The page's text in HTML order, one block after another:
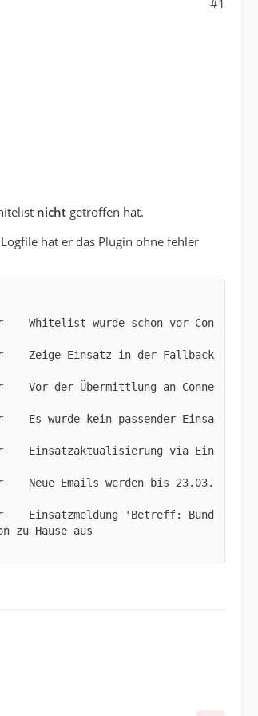
#1
nicht getroffen hat.
hat er das Plugin ohne fehler
Whitelist wurde schon vor Con
Zeige Einsatz in der Fallback
Vor der Übermittlung an Conne
Es wurde kein passender Einsa
Einsatzaktualisierung via Ein
Neue Emails werden bis 23.03.
Einsatzmeldung 'Betreff: Bund